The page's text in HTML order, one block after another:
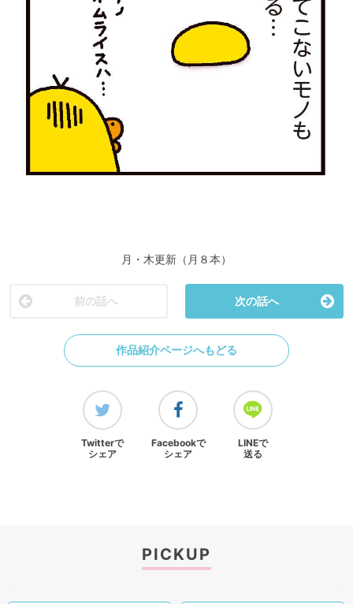
月・木更新（月８本）
前の話へ 次の話へ
作品紹介ページへもどる
Twitterで
シェア
Facebookで
シェア
LINEで
送る
PICKUP